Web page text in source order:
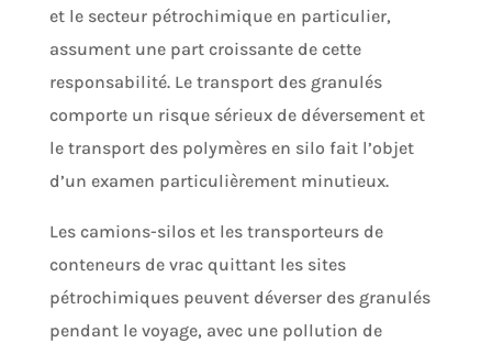
et le secteur pétrochimique en particulier,
assument une part croissante de cette
responsabilité. Le transport des granulés
comporte un risque sérieux de déversement et
le transport des polymères en silo fait l’objet
d’un examen particulièrement minutieux.
Les camions-silos et les transporteurs de
conteneurs de vrac quittant les sites
pétrochimiques peuvent déverser des granulés
pendant le voyage, avec une pollution de